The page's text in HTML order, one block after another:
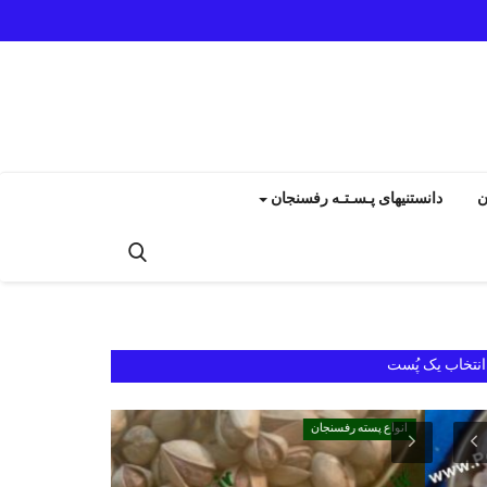
دانستنیهای پـسـتـه رفسنجان
انتخاب یک پُست
انواع پسته رفسنجان